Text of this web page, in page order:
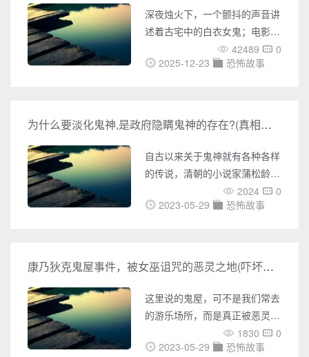
面，它的内容极为丰富，涉及面
广，为您带来了无数神秘之旅。
在奇闻网上，您可以了解各种国
内外UFO事件的报道，包括
道，包括鬼魂附身、异象出现等
时，奇闻网还收集了大量未解之
谜的
深夜烛火下，一个颤抖的声音讲
述着古宅中的白衣女鬼；电影院
黑暗中，观众因突然出现的惊悚
画面而齐声尖叫；万圣节夜晚，
不安的元素，却如同暗夜中绽放
的诡异花朵，以其独特的方式渗
透进人类文化的每一个角落。从
远古洞穴中的篝火故事到现代荧
幕上的心理惊悚，恐怖叙事如何
跨越时间与文化的界限，成为人
惧的究竟是什么？恐怖故事的起
尚无文字记载的年代，原始
42489
0
2025-12-23
恐怖故事
为什么要淡化鬼神,是政府隐瞒鬼神的存在?(真相揭秘)
自古以来关于鬼神就有各种各样
的传说，清朝的小说家蒲松龄还
根据各种鬼神故事而编写了小说
《聊斋志异》，还有人说自己看
下面猎事百科网的小编就为大家
来解答一下吧!夜晚看到诡异现
象一个人在极其恐惧的时候，特
别是孤单、深夜、电闪雷鸣的时
候，就会看到一些诡异的影像，
或者听到一些不知道从哪里传来
2024
0
2023-05-29
恐怖故事
康乃狄克鬼屋事件，被女巫诅咒的恶灵之地(吓坏总统)
这里说的鬼屋，可不是我们常去
的游乐场所，而是真正被恶灵环
绕的诡谲之地。据说康乃狄克鬼
屋事件是美国政府唯一承认的灵
1830
0
2023-05-29
恐怖故事